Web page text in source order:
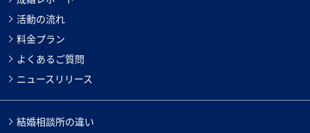
活動の流れ
料金プラン
よくあるご質問
ニュースリリース
結婚相談所の違い